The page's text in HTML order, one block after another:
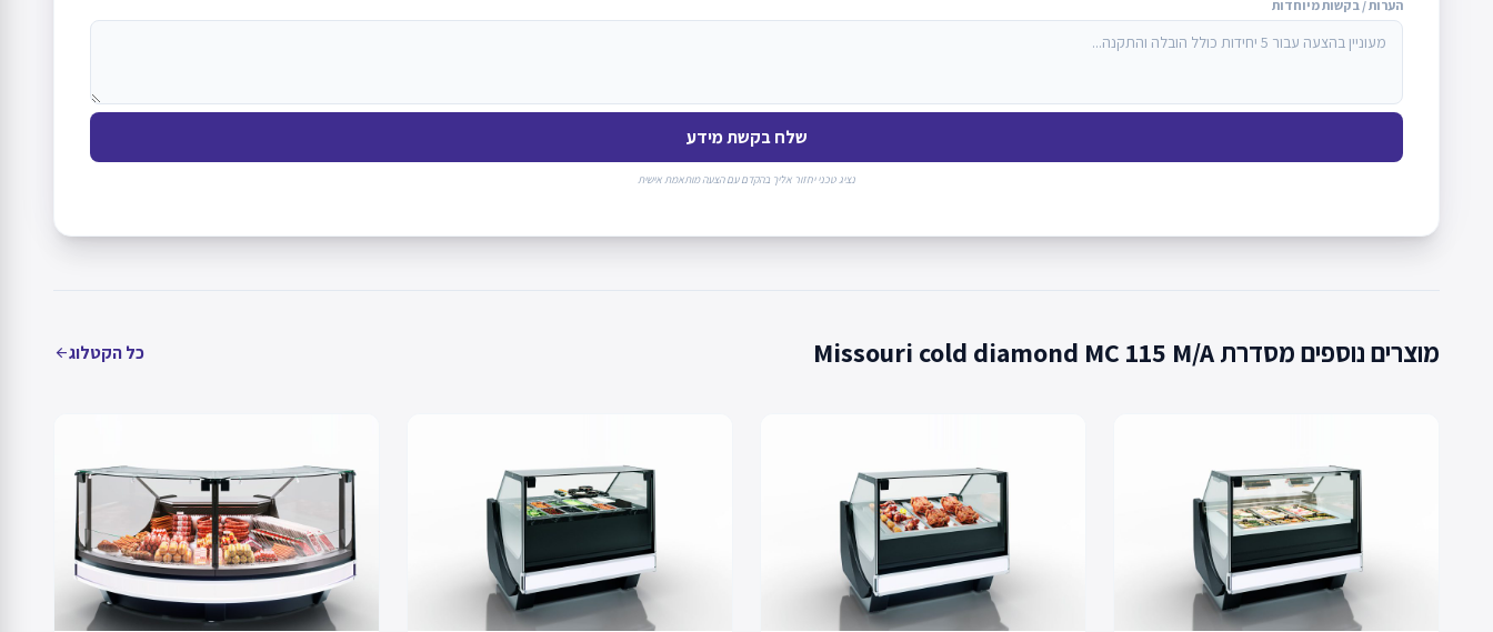
הערות / בקשות מיוחדות
שלח בקשת מידע
נציג טכני יחזור אליך בהקדם עם הצעה מותאמת אישית
מוצרים נוספים מסדרת Missouri cold diamond MC 115 M/A כל הקטלוגarrow_back